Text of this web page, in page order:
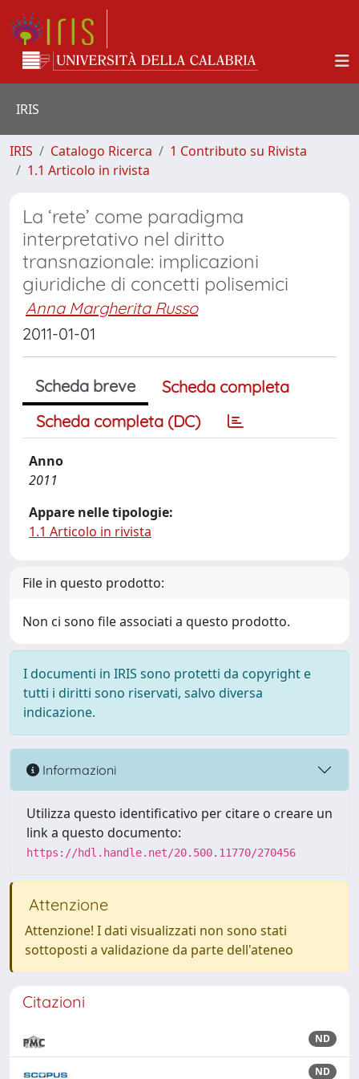
IRIS
IRIS Catalogo Ricerca
1 Contributo su Rivista
1.1 Articolo in rivista
La ‘rete’ come paradigma
interpretativo nel diritto
transnazionale: implicazioni
giuridiche di concetti polisemici
Anna Margherita Russo
2011-01-01
Scheda breve
Scheda completa
Scheda completa (DC)
Anno
2011
Appare nelle tipologie:
1.1 Articolo in rivista
File in questo prodotto:
Non ci sono file associati a questo prodotto.
I documenti in IRIS sono protetti da copyright e
tutti i diritti sono riservati, salvo diversa
indicazione.
Informazioni
Utilizza questo identificativo per citare o creare un
link a questo documento:
https://hdl.handle.net/20.500.11770/270456
Attenzione
Attenzione! I dati visualizzati non sono stati
sottoposti a validazione da parte dell'ateneo
Citazioni
ND
ND